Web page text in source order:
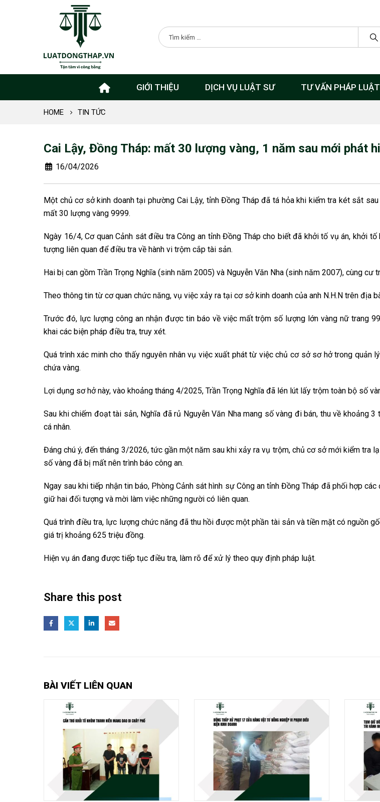
GIỚI THIỆU DỊCH VỤ LUẬT SƯ TƯ VẤN PHÁP LUẬT
HOME TIN TỨC
Cai Lậy, Đồng Tháp: mất 30 lượng vàng, 1 năm sau mới phát
16/04/2026
Một chủ cơ sở kinh doanh tại phường Cai Lậy, tỉnh Đồng Tháp đã tá hỏa khi kiểm tra két sắt
mất 30 lượng vàng 9999.
Ngày 16/4, Cơ quan Cảnh sát điều tra Công an tỉnh Đồng Tháp cho biết đã khởi tố vụ án, khởi
tượng liên quan để điều tra về hành vi trộm cắp tài sản.
Hai bị can gồm Trần Trọng Nghĩa (sinh năm 2005) và Nguyễn Văn Nha (sinh năm 2007), cùng cư
Theo thông tin từ cơ quan chức năng, vụ việc xảy ra tại cơ sở kinh doanh của anh N.H.N trên địa
Trước đó, lực lượng công an nhận được tin báo về việc mất trộm số lượng lớn vàng nữ trang
khai các biện pháp điều tra, truy xét.
Quá trình xác minh cho thấy nguyên nhân vụ việc xuất phát từ việc chủ cơ sở sơ hở trong quản
chứa vàng.
Lợi dụng sơ hở này, vào khoảng tháng 4/2025, Trần Trọng Nghĩa đã lén lút lấy trộm toàn bộ số
Sau khi chiếm đoạt tài sản, Nghĩa đã rủ Nguyễn Văn Nha mang số vàng đi bán, thu về khoảng
cá nhân.
Đáng chú ý, đến tháng 3/2026, tức gần một năm sau khi xảy ra vụ trộm, chủ cơ sở mới kiểm tra
số vàng đã bị mất nên trình báo công an.
Ngay sau khi tiếp nhận tin báo, Phòng Cảnh sát hình sự Công an tỉnh Đồng Tháp đã phối hợp
giữ hai đối tượng và mời làm việc những người có liên quan.
Quá trình điều tra, lực lượng chức năng đã thu hồi được một phần tài sản và tiền mặt có nguồn
giá trị khoảng 625 triệu đồng.
Hiện vụ án đang được tiếp tục điều tra, làm rõ để xử lý theo quy định pháp luật.
Share this post
BÀI VIẾT LIÊN QUAN